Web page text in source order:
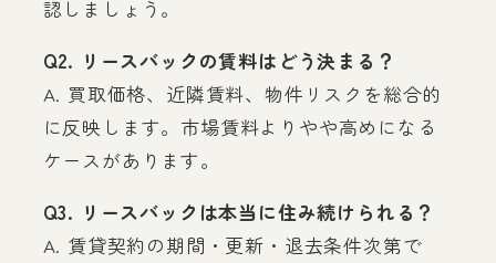
認しましょう。
Q2. リースバックの賃料はどう決まる？
A. 買取価格、近隣賃料、物件リスクを総合的
に反映します。市場賃料よりやや高めになる
ケースがあります。
Q3. リースバックは本当に住み続けられる？
A. 賃貸契約の期間・更新・退去条件次第で